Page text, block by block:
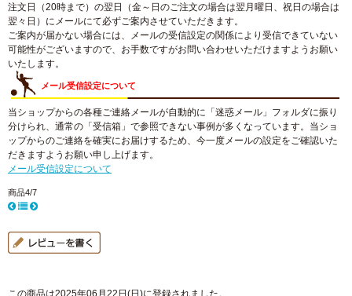
注文日（20時まで）の翌日（金～日のご注文の場合は翌月曜日、祝日の場合は
翌々日）にメールにて必ずご案内させていただきます。
ご案内が届かない場合には、メールの受信設定の関係により受信できていない
可能性がございますので、お手数ですがお問い合わせいただけますようお願い
いたします。
メール受信設定について
当ショップからの各種ご連絡メールが自動的に「迷惑メール」フォルダに振り
分けられ、通常の「受信箱」で参照できない事例が多くなっています。当ショ
ップからのご連絡を確実にお届けするため、今一度メールの設定をご確認いた
だきますようお願い申し上げます。
メール受信設定について
商品4/7